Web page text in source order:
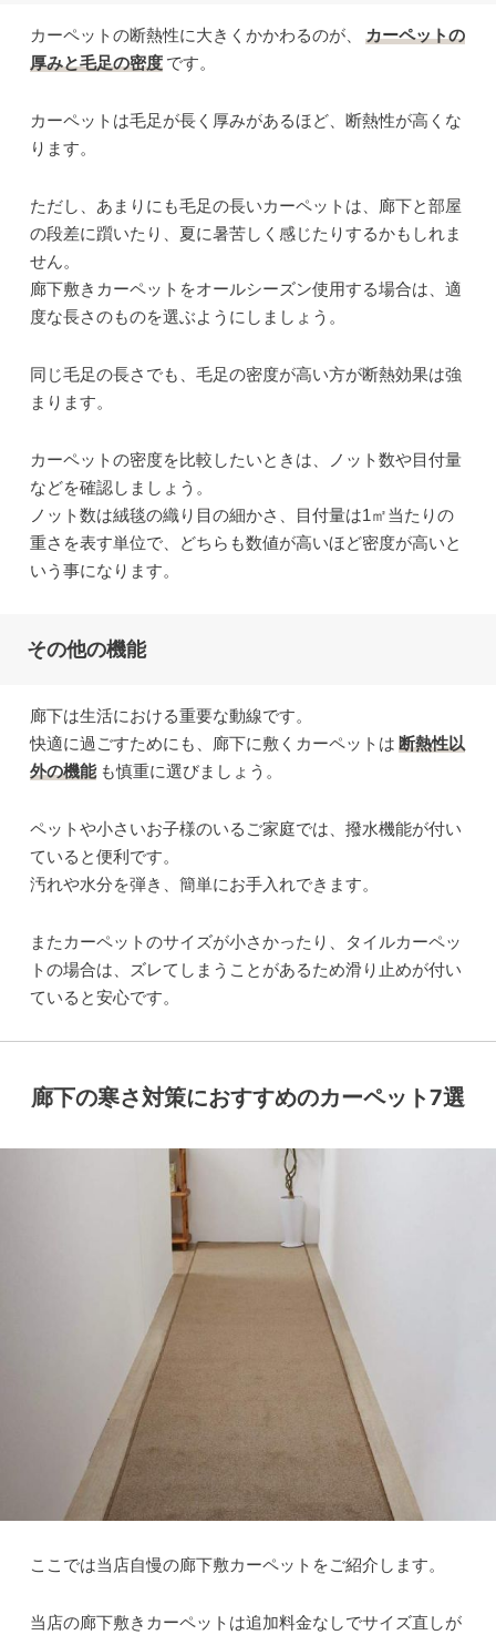
カーペットの断熱性に大きくかかわるのが、
カーペットの
厚みと毛足の密度 です。
カーペットは毛足が長く厚みがあるほど、断熱性が高くな
ります。
ただし、あまりにも毛足の長いカーペットは、廊下と部屋
の段差に躓いたり、夏に暑苦しく感じたりするかもしれま
せん。
廊下敷きカーペットをオールシーズン使用する場合は、適
度な長さのものを選ぶようにしましょう。
同じ毛足の長さでも、毛足の密度が高い方が断熱効果は強
まります。
カーペットの密度を比較したいときは、ノット数や目付量
などを確認しましょう。
ノット数は絨毯の織り目の細かさ、目付量は1㎡当たりの
重さを表す単位で、どちらも数値が高いほど密度が高いと
いう事になります。
その他の機能
廊下は生活における重要な動線です。
快適に過ごすためにも、廊下に敷くカーペットは 断熱性以
外の機能 も慎重に選びましょう。
ペットや小さいお子様のいるご家庭では、撥水機能が付い
ていると便利です。
汚れや水分を弾き、簡単にお手入れできます。
またカーペットのサイズが小さかったり、タイルカーペッ
トの場合は、ズレてしまうことがあるため滑り止めが付い
ていると安心です。
廊下の寒さ対策におすすめのカーペット7選
ここでは当店自慢の廊下敷カーペットをご紹介します。
当店の廊下敷きカーペットは追加料金なしでサイズ直しが